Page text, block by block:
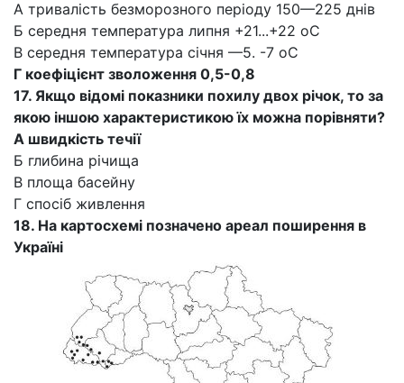
А тривалість безморозного періоду 150—225 днів
Б середня температура липня +21...+22 оС
В середня температура січня —5. -7 оС
Г коефіцієнт зволоження 0,5-0,8
17. Якщо відомі показники похилу двох річок, то за
якою іншою характеристикою їх можна порівняти?
А швидкість течії
Б глибина річища
В площа басейну
Г спосіб живлення
18. На картосхемі позначено ареал поширення в
Україні